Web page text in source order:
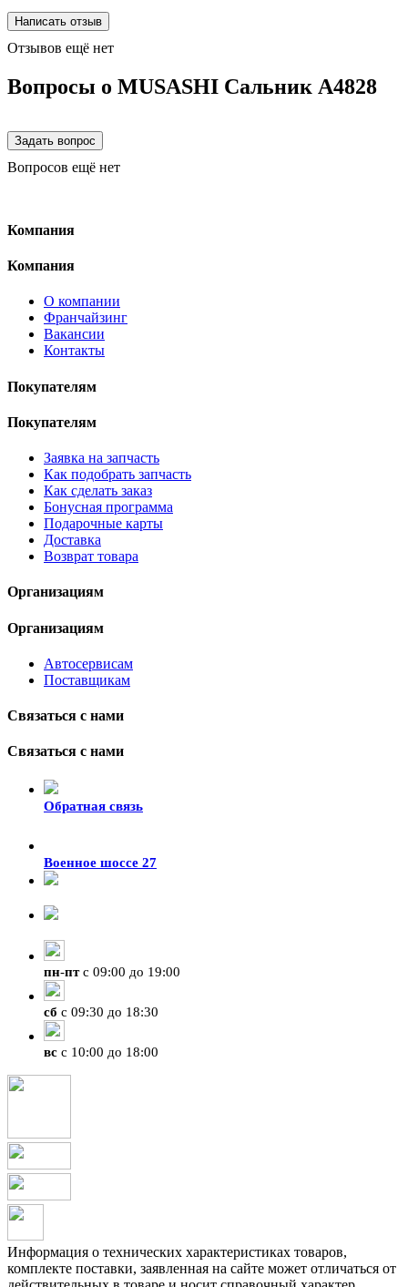
Отзывов ещё нет
Вопросы о MUSASHI Сальник A4828
Вопросов ещё нет
Компания
Компания
О компании
Франчайзинг
Вакансии
Контакты
Покупателям
Покупателям
Заявка на запчасть
Как подобрать запчасть
Как сделать заказ
Бонусная программа
Подарочные карты
Доставка
Возврат товара
Организациям
Организациям
Автосервисам
Поставщикам
Связаться с нами
Связаться с нами
Обратная связь
Военное шоссе 27
пн-птс 09:00 до 19:00
сб с 09:30 до 18:30
вс с 10:00 до 18:00
Информация о технических характеристиках товаров,
комплекте поставки, заявленная на сайте может отличаться от